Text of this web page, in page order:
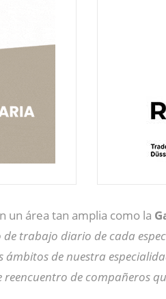
un área tan amplia como la
trabajo diario de cada
de nuestra
de compañeros